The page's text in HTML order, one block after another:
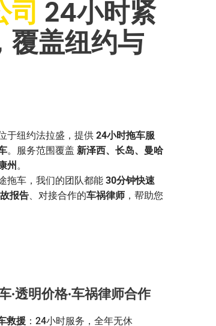
司 24小时紧
覆盖纽约与
于纽约法拉盛，提供24小时拖车服
。服务范围覆盖新泽西、长岛、曼哈
州 。
拖车，我们的团队都能30分钟快速
报告、对接合作的车祸律师 ，帮助您
·透明价格·车祸律师合作
救援 ：24小时服务，全年无休